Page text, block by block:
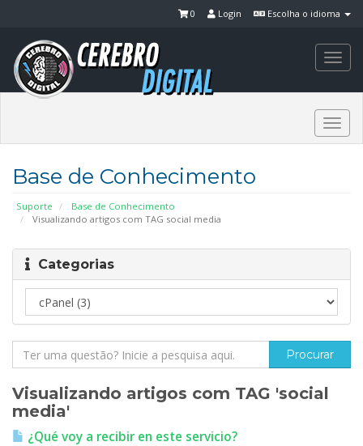
Escolha o idioma
Login
0
Base de Conhecimento
Suporte
Base de Conhecimento
Visualizando artigos com TAG social media
Categorias
Visualizando artigos com TAG 'social
media'
¿Qué voy a recibir en este servicio?